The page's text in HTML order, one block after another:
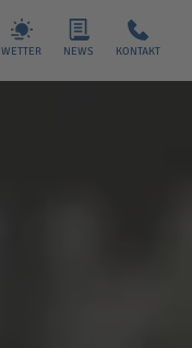
WETTER NEWS KONTAKT